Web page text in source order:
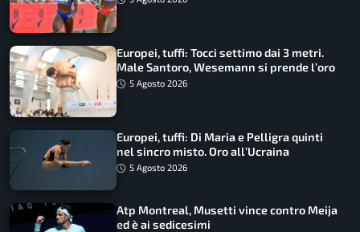
Europei, tuffi: Tocci settimo dai 3 metri.
Male Santoro, Wesemann si prende l’oro
5 Agosto 2026
Europei, tuffi: Di Maria e Pelligra quinti
nel sincro misto. Oro all’Ucraina
5 Agosto 2026
Atp Montreal, Musetti vince contro Meija
ed è ai sedicesimi